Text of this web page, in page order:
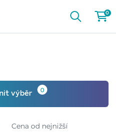
0
výběr 0
Cena od nejnižší